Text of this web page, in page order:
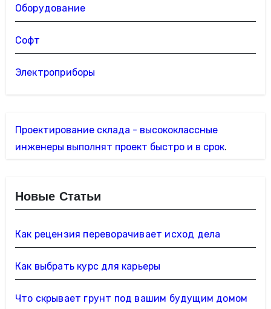
Оборудование
Софт
Электроприборы
Проектирование склада - высококлассные
инженеры выполнят проект быстро и в срок.
Новые Статьи
Как рецензия переворачивает исход дела
Как выбрать курс для карьеры
Что скрывает грунт под вашим будущим домом